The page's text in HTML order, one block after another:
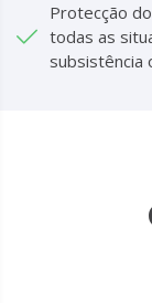
Protecção
todas as
subsistência